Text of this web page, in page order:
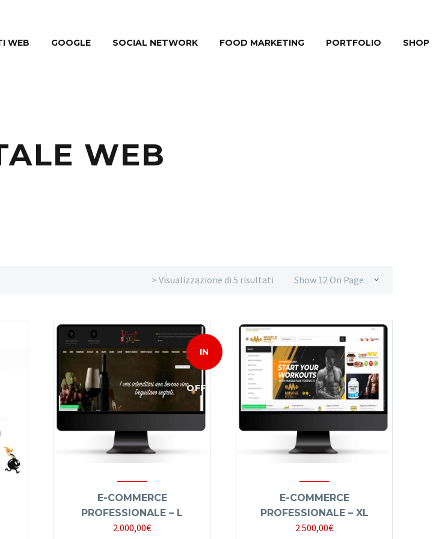
WEB GOOGLE SOCIAL NETWORK FOOD MARKETING PORTFOLIO SHOP
WEB
Show 12 On Page
> Visualizzazione di 5 risultati
IN
OFFERTA!
E-COMMERCE
PROFESSIONALE – L
Il
2.000,00€Il
E-COMMERCE
PROFESSIONALE – XL
2.500,00€